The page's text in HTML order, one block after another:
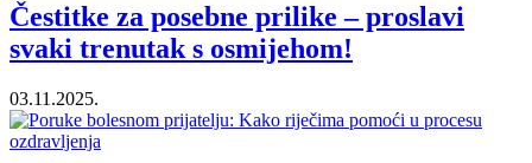
Čestitke za posebne prilike – proslavi
svaki trenutak s osmijehom!
03.11.2025.